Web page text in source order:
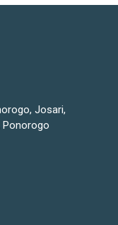
Josari,
Ponorogo